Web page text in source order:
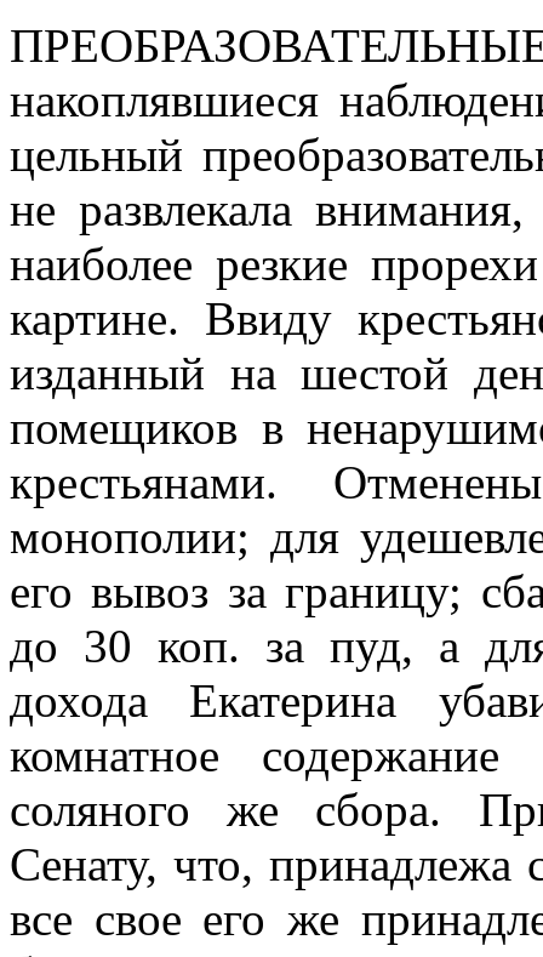
накоплявшиеся
цельный
не развлекала
наиболее резкие
картине. Ввиду
изданный на шестой
помещиков в
крестьянами.
монополии; для
его вывоз за границу;
до 30 коп. за пуд, а
дохода Екатерина
комнатное
соляного же сбора.
Сенату, что, принадлежа
все свое его же